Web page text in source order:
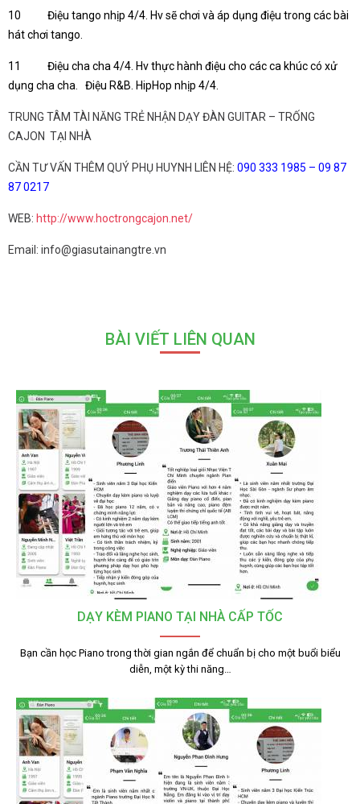
10 Điệu tango nhịp 4/4. Hv sẽ chơi và áp dụng điệu trong các bài
hát chơi tango.
11 Điệu cha cha 4/4. Hv thực hành điệu cho các ca khúc có xử
dụng cha cha. Điệu R&B. HipHop nhịp 4/4.
TRUNG TÂM TÀI NĂNG TRẺ NHẬN DẠY ĐÀN GUITAR – TRỐNG
CAJON TẠI NHÀ
CẦN TƯ VẤN THÊM QUÝ PHỤ HUYNH LIÊN HỆ: 090 333 1985 – 09 87
87 0217
WEB: http://www.hoctrongcajon.net/
Email: info@giasutainangtre.vn
BÀI VIẾT LIÊN QUAN
DẠY KÈM PIANO TẠI NHÀ CẤP TỐC
Bạn cần học Piano trong thời gian ngắn để chuẩn bị cho một buổi biểu
diễn, một kỳ thi năng…